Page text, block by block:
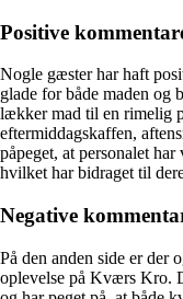
Positive
Nogle gæster har haft
glade for både maden og
lækker mad til en rimelig
eftermiddagskaffen,
påpeget, at personalet
hvilket har bidraget til
Negative
På den anden side er der
oplevelse på Kværs Kro.